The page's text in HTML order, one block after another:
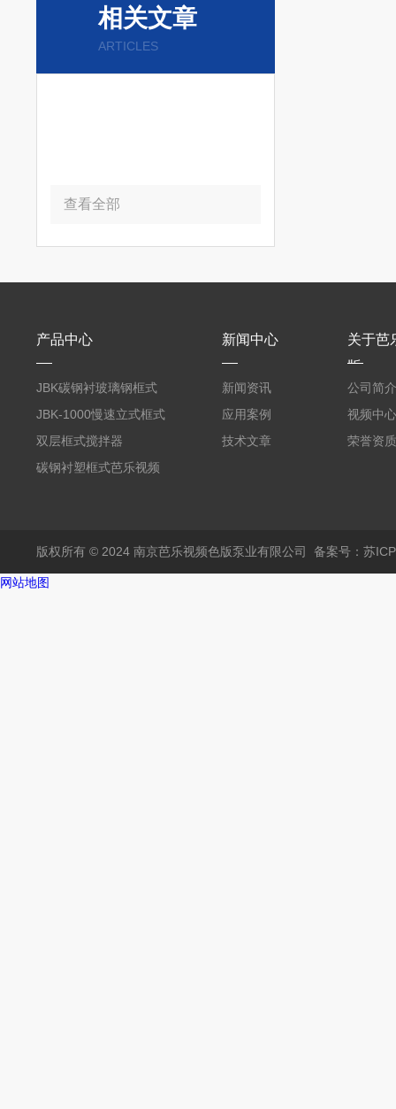
相关文章
ARTICLES
查看全部
产品中心
JBK碳钢衬玻璃钢框式
芭乐视频APP黄
JBK-1000慢速立式框式
芭乐视频APP黄
双层框式搅拌器
碳钢衬塑框式芭乐视频
新闻中心
新闻资讯
应用案例
技术文章
关于芭
版
公司简介
视频中心
荣誉资质
版权所有 © 2024 南京芭乐视频色版泵业有限公司 备案号：
网站地图